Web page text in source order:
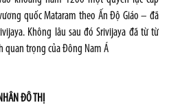
quốc Mataram theo Ấn Độ Giáo – đã
Không lâu sau đó Srivijaya đã từ từ
quan trọng của Đông Nam Á
ĐÔ THỊ